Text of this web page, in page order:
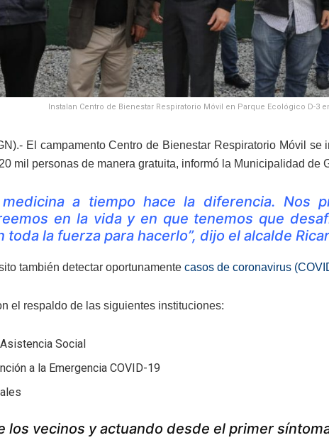
Instalan Centro de Bienestar Respiratorio Móvil en Parque Ecológico D-3
El campamento Centro de Bienestar Respiratorio Móvil se
mil personas de manera gratuita, informó la Municipalidad de
a tiempo hace la diferencia. Nos
en la vida y en que tenemos que
toda la fuerza para hacerlo”, dijo el alcalde
también detectar oportunamente casos de coronavirus
el respaldo de las siguientes instituciones:
Social
a la Emergencia COVID-19
los vecinos y actuando desde el primer